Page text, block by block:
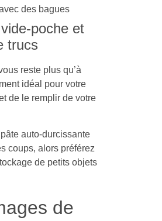
poche et
trucs
reste plus qu’à
idéal pour votre
de le remplir de votre
auto-durcissante
coups, alors préférez
de petits objets
de